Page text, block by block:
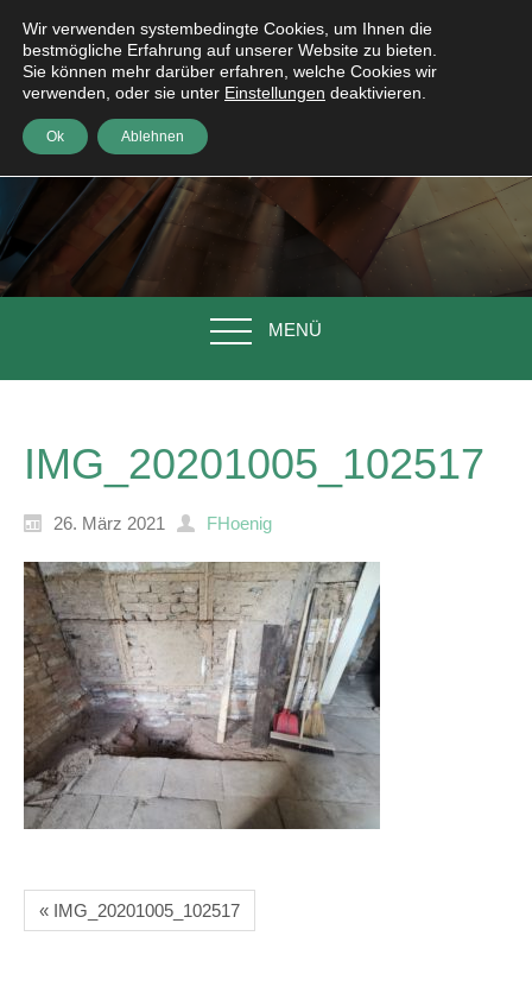
MENÜ
IMG_20201005_102517
26. März 2021 FHoenig
« IMG_20201005_102517
Wir verwenden systembedingte Cookies, um Ihnen die
bestmögliche Erfahrung auf unserer Website zu bieten.
Sie können mehr darüber erfahren, welche Cookies wir
verwenden, oder sie unter Einstellungen deaktivieren.
Ok Ablehnen